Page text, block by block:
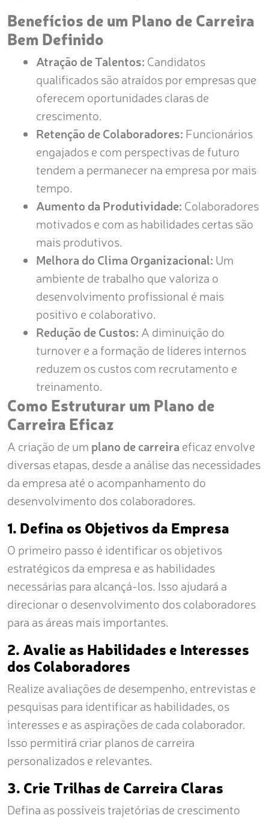
Benefícios de um Plano de Carreira
Bem Definido
Atração de Talentos: Candidatos
qualificados são atraídos por empresas que
oferecem oportunidades claras de
crescimento.
Retenção de Colaboradores: Funcionários
engajados e com perspectivas de futuro
tendem a permanecer na empresa por mais
tempo.
Aumento da Produtividade: Colaboradores
motivados e com as habilidades certas são
mais produtivos.
Melhora do Clima Organizacional: Um
ambiente de trabalho que valoriza o
desenvolvimento profissional é mais
positivo e colaborativo.
Redução de Custos: A diminuição do
turnover e a formação de líderes internos
reduzem os custos com recrutamento e
treinamento.
Como Estruturar um Plano de
Carreira Eficaz
A criação de um plano de carreira eficaz envolve
diversas etapas, desde a análise das necessidades
da empresa até o acompanhamento do
desenvolvimento dos colaboradores.
1. Defina os Objetivos da Empresa
O primeiro passo é identificar os objetivos
estratégicos da empresa e as habilidades
necessárias para alcançá-los. Isso ajudará a
direcionar o desenvolvimento dos colaboradores
para as áreas mais importantes.
2. Avalie as Habilidades e Interesses
dos Colaboradores
Realize avaliações de desempenho, entrevistas e
pesquisas para identificar as habilidades, os
interesses e as aspirações de cada colaborador.
Isso permitirá criar planos de carreira
personalizados e relevantes.
3. Crie Trilhas de Carreira Claras
Defina as possíveis trajetórias de crescimento